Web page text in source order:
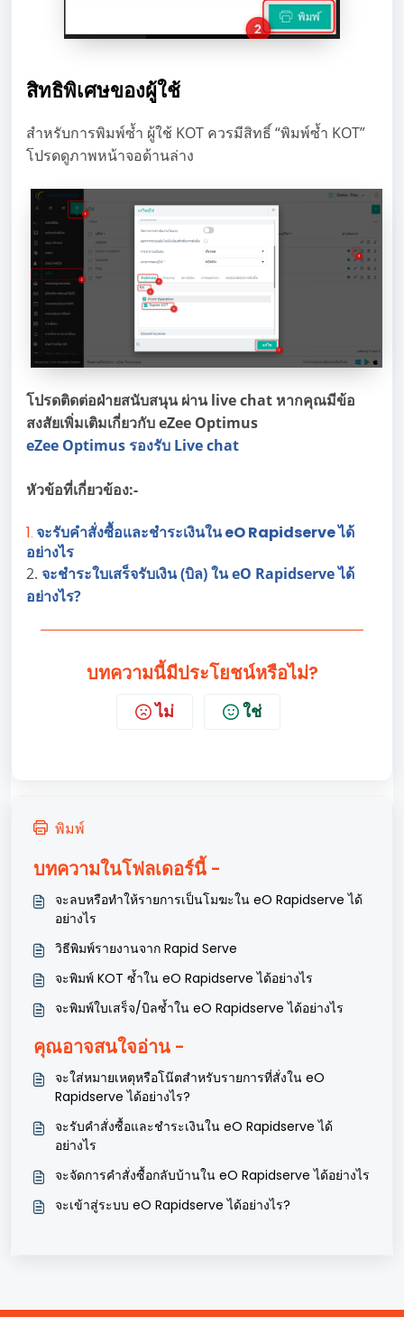
สิทธิพิเศษของผู้ใช้
สำหรับการพิมพ์ซ้ำ ผู้ใช้ KOT ควรมีสิทธิ์ “พิมพ์ซ้ำ KOT”
โปรดดูภาพหน้าจอด้านล่าง
โปรดติดต่อฝ่ายสนับสนุน ผ่าน live chat หากคุณมีข้อ
สงสัยเพิ่มเติมเกี่ยวกับ eZee Optimus
eZee Optimus รองรับ Live chat
หัวข้อที่เกี่ยวข้อง:-
1. จะรับคำสั่งซื้อและชำระเงินใน eO Rapidserve ได้
อย่างไร
2. จะชำระใบเสร็จรับเงิน (บิล) ใน eO Rapidserve ได้
อย่างไร?
บทความนี้มีประโยชน์หรือไม่?
ไม่ ใช่
พิมพ์
บทความในโฟลเดอร์นี้ -
จะลบหรือทำให้รายการเป็นโมฆะใน eO Rapidserve ได้
อย่างไร
วิธีพิมพ์รายงานจาก Rapid Serve
จะพิมพ์ KOT ซ้ำใน eO Rapidserve ได้อย่างไร
จะพิมพ์ใบเสร็จ/บิลซ้ำใน eO Rapidserve ได้อย่างไร
คุณอาจสนใจอ่าน -
จะใส่หมายเหตุหรือโน๊ตสําหรับรายการที่สั่งใน eO
Rapidserve ได้อย่างไร?
จะรับคำสั่งซื้อและชำระเงินใน eO Rapidserve ได้
อย่างไร
จะจัดการคำสั่งซื้อกลับบ้านใน eO Rapidserve ได้อย่างไร
จะเข้าสู่ระบบ eO Rapidserve ได้อย่างไร?